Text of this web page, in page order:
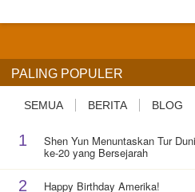
PALING POPULER
SEMUA BERITA BLOG
1 Shen Yun Menuntaskan Tur
ke-20 yang Bersejarah
2 Happy Birthday Amerika!